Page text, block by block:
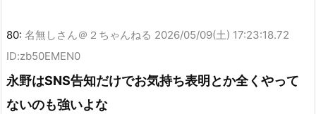
80: 名無しさん＠２ちゃんねる 2026/05/09(土) 17:23:18.72
ID:zb50EMEN0
永野はSNS告知だけでお気持ち表明とか全くやって
ないのも強いよな